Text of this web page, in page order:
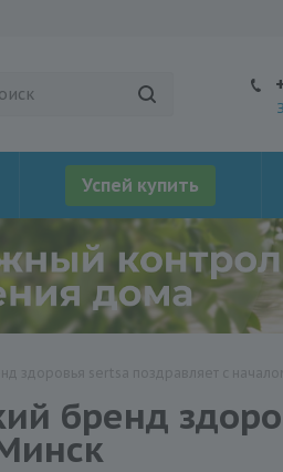
Успей купить
бренд